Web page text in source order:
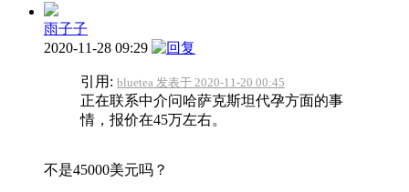
雨子子
2020-11-28 09:29
引用: bluetea 发表于 2020-11-20 00:45
正在联系中介问哈萨克斯坦代孕方面的事
情，报价在45万左右。
不是45000美元吗？